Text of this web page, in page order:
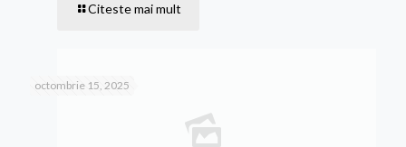
Citeste mai mult
octombrie 15, 2025